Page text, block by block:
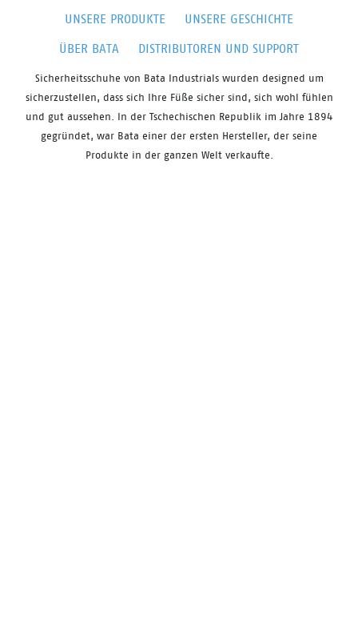
UNSERE PRODUKTE
UNSERE GESCHICHTE
ÜBER BATA
DISTRIBUTOREN UND SUPPORT
Sicherheitsschuhe von Bata Industrialswurden designed um
sicherzustellen, dass sich Ihre Füße sicher sind, sich wohl fühlen
und gut aussehen. In der Tschechischen Republik im Jahre 1894
gegründet, war Bata einer der ersten Hersteller, der seine
Produkte in der ganzen Welt verkaufte.